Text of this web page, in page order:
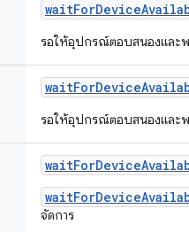
waitForDevice
รอให้อุปกรณ์ตอบสนองและ
waitForDevice
รอให้อุปกรณ์ตอบสนองและ
waitForDevice
จัดการ